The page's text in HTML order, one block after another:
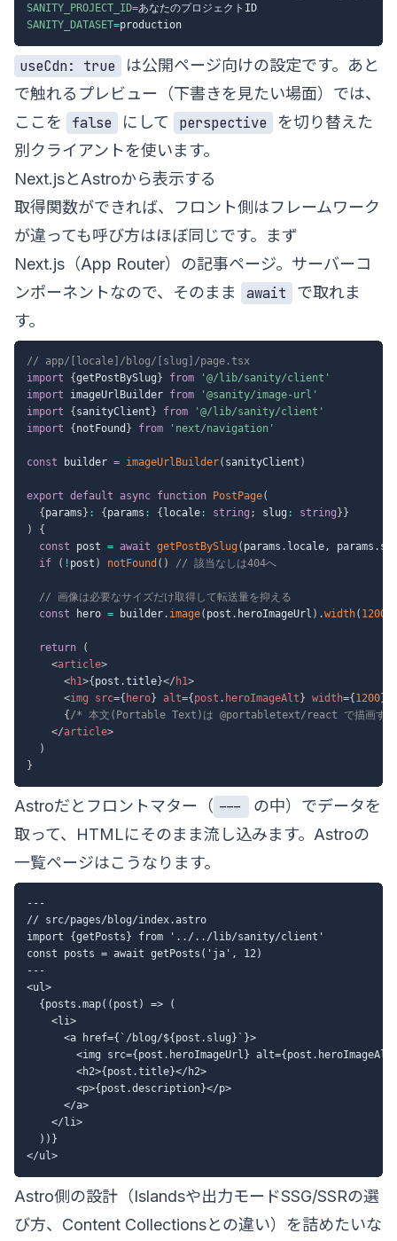
SANITY_PROJECT_ID=
SANITY_DATASET=
useCdn: true
は公開ページ向けの設定です。あと
で触れるプレビュー（下書きを見たい場面）では、
ここを
false にして perspective
を切り替えた
別クライアントを使います。
Next.jsとAstroから表示する
取得関数ができれば、フロント側はフレームワーク
が違っても呼び方はほぼ同じです。まず
Next.js（App Router）の記事ページ。サーバーコ
ンポーネントなので、そのまま
await
で取れま
す。
// app/[locale]/blog/[slug]/page.tsx
import
{getPostBySlug } from
'@/lib/sanity/client'
import imageUrlBuilder from
'@sanity/image-url'
import
{ sanityClient } from
'@/lib/sanity/client'
import
{ notFound } from 'next/navigation'
const builder = imageUrlBuilder( sanityClient )
export default async function PostPage(
{ params } : { params : { locale : string ; slug : string } }
)
{
const post = await getPostBySlug ( params . locale, params .
if
( ! post ) notFound ( ) // 該当なしは404へ
// 画像は必要なサイズだけ取得して転送量を抑える
const hero = builder. image( post . heroImageUrl ) .width( 1200
return
(
<article>
<h1>{ post .title}</ h1>
<img src={ hero} alt={ post . heroImageAlt } width={ 1200}
{ /* 本文(Portable Text)は @portabletext/react で描画す
</article>
)
}
Astroだとフロントマター（ ---
の中）でデータを
取って、HTMLにそのまま流し込みます。Astroの
一覧ページはこうなります。
---
// src/pages/blog/index.astro
import {getPosts} from '../../lib/sanity/client'
const posts = await getPosts('ja', 12)
---
<ul>
  {posts.map((post) => (
    <li>
      <a href={`/blog/${post.slug}`}>
<img src={post.heroImageUrl}
        <h2>{post.title}</h2>
        <p>{post.description}</p>
      </a>
    </li>
  ))}
Astro側の設計（Islandsや出力モードSSG/SSRの選
び方、Content Collectionsとの違い）を詰めたいな